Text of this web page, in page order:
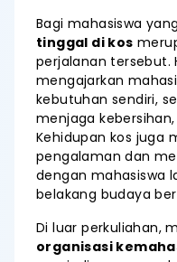
Bagi mahasiswa
tinggal di kos
perjalanan tersebut.
mengajarkan
kebutuhan sendiri,
menjaga
Kehidupan kos juga
pengalaman dan
dengan mahasiswa
belakang budaya
Di luar perkuliahan,
organisasi